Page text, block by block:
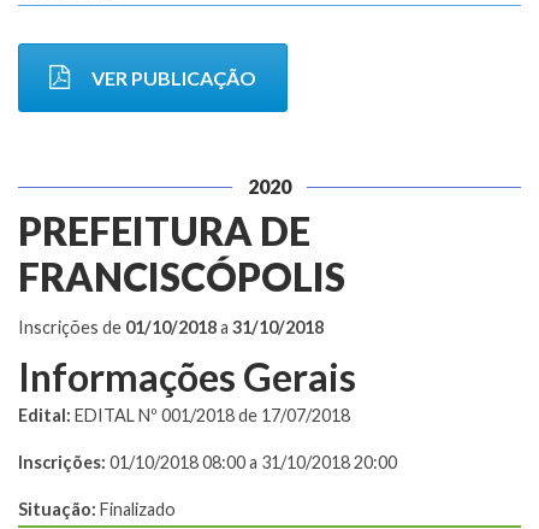
VER PUBLICAÇÃO
2020
PREFEITURA DE
FRANCISCÓPOLIS
Inscrições de 01/10/2018a 31/10/2018
Informações Gerais
Edital: EDITAL Nº 001/2018 de 17/07/2018
Inscrições: 01/10/2018 08:00 a 31/10/2018 20:00
Situação: Finalizado